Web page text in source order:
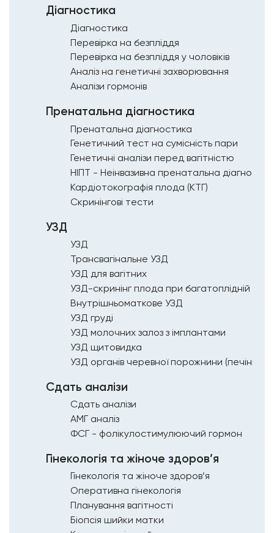
Діагностика
Діагностика
Перевірка на безпліддя
Перевірка на безпліддя у чоловіків
Аналіз на генетичні захворювання
Аналізи гормонів
Пренатальна діагностика
Пренатальна діагностика
Генетичний тест на сумісність пари
Генетичні аналізи перед вагітністю
НІПТ - Неінвазивна пренатальна
Кардіотокографія плода (КТГ)
Скринінгові тести
УЗД
УЗД
Трансвагінальне УЗД
УЗД для вагітних
Внутрішньоматкове УЗД
УЗД груді
УЗД молочних залоз з імплантами
УЗД щитовидка
Сдать аналізи
Сдать аналізи
АМГ аналіз
ФСГ - фолікулостимулюючий гормон
Гінекологія та жіноче здоров’я
Гінекологія та жіноче здоров’я
Оперативна гінекологія
Планування вагітності
Біопсія шийки матки